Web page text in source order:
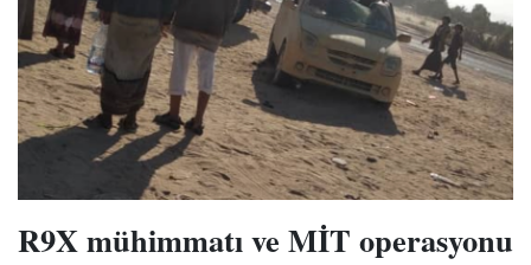
R9X mühimmatı ve MİT operasyonu